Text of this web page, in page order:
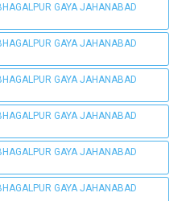
GAYA JAHANABAD
GAYA JAHANABAD
GAYA JAHANABAD
GAYA JAHANABAD
GAYA JAHANABAD
GAYA JAHANABAD